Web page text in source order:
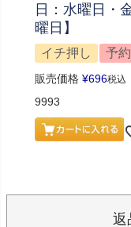
日：水曜日・
曜日】
イチ押し 予約
販売価格 ¥696税込
9993
返